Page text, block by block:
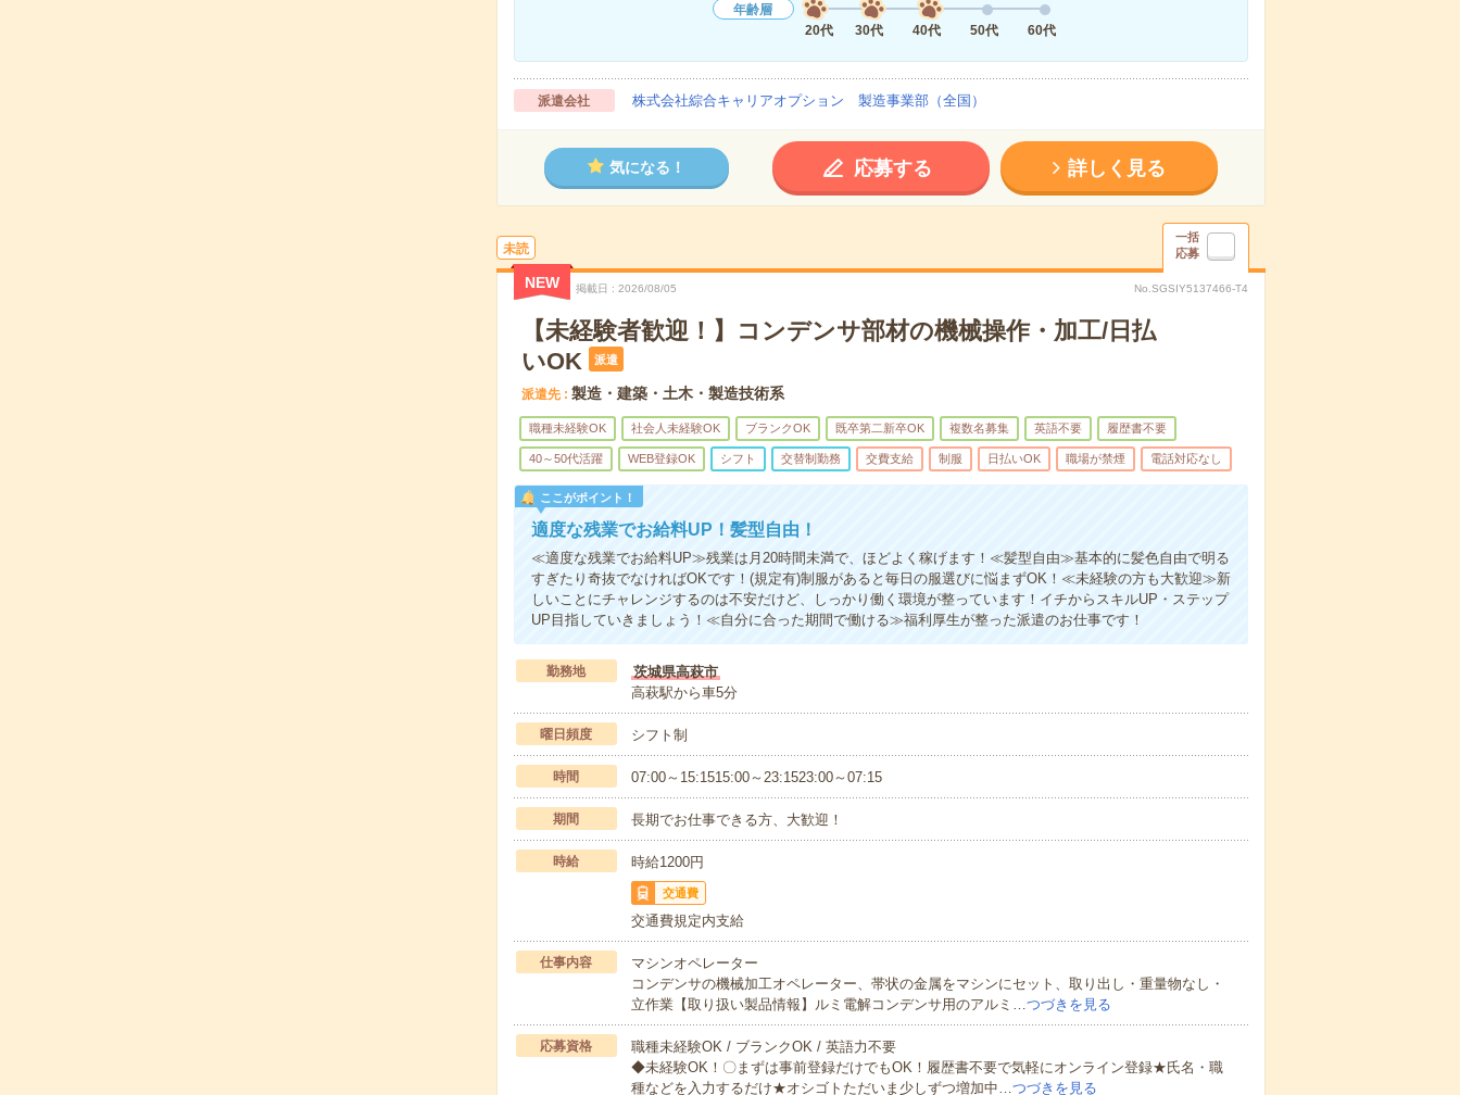
年齢層
20代
30代 40代 50代 60代
派遣会社 株式会社綜合キャリアオプション 製造事業部（全国）
気になる！ 応募する 詳しく見る
未読
一括
応募
NEW 掲載日 2026/08/05 No.SGSIY5137466-T4
【未経験者歓迎！】コンデンサ部材の機械操作・加工/日払
いOK
派遣
派遣先 製造・建築・土木・製造技術系
職種未経験OK 社会人未経験OK ブランクOK 既卒第二新卒OK 複数名募集 英語不要 履歴書不要
40～50代活躍 WEB登録OK シフト 交替制勤務 交費支給 制服 日払いOK 職場が禁煙 電話対応なし
ここがポイント！
適度な残業でお給料UP！髪型自由！
≪適度な残業でお給料UP≫残業は月20時間未満で、ほどよく稼げます！≪髪型自由≫基本的に髪色自由で明る
すぎたり奇抜でなければOKです！(規定有)制服があると毎日の服選びに悩まずOK！≪未経験の方も大歓迎≫新
しいことにチャレンジするのは不安だけど、しっかり働く環境が整っています！イチからスキルUP・ステップ
UP目指していきましょう！≪自分に合った期間で働ける≫福利厚生が整った派遣のお仕事です！
勤務地
茨城県高萩市
高萩駅から車5分
曜日頻度 シフト制
時間 07:00～15:1515:00～23:1523:00～07:15
期間 長期でお仕事できる方、大歓迎！
時給 時給1200円
交通費
交通費規定内支給
仕事内容
マシンオペレーター
コンデンサの機械加工オペレーター、帯状の金属をマシンにセット、取り出し・重量物なし・
立作業【取り扱い製品情報】ルミ電解コンデンサ用のアルミ…つづきを見る
応募資格
職種未経験OK / ブランクOK / 英語力不要
◆未経験OK！〇まずは事前登録だけでもOK！履歴書不要で気軽にオンライン登録★氏名・職
種などを入力するだけ★オシゴトただいま少しずつ増加中…つづきを見る